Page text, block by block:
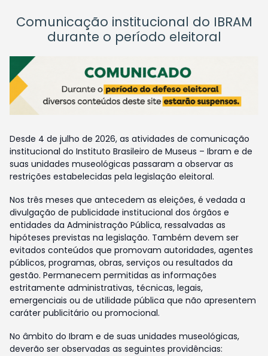
Comunicação institucional do IBRAM
durante o período eleitoral
Desde 4 de julho de 2026, as atividades de comunicação
institucional do Instituto Brasileiro de Museus – Ibram e de
suas unidades museológicas passaram a observar as
restrições estabelecidas pela legislação eleitoral.
Nos três meses que antecedem as eleições, é vedada a
divulgação de publicidade institucional dos órgãos e
entidades da Administração Pública, ressalvadas as
hipóteses previstas na legislação. Também devem ser
evitados conteúdos que promovam autoridades, agentes
públicos, programas, obras, serviços ou resultados da
gestão. Permanecem permitidas as informações
estritamente administrativas, técnicas, legais,
emergenciais ou de utilidade pública que não apresentem
caráter publicitário ou promocional.
No âmbito do Ibram e de suas unidades museológicas,
deverão ser observadas as seguintes providências: